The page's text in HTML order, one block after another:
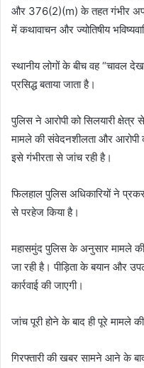
और 376(2)(m) के तहत गंभीर
में कथावाचन और ज्योतिषीय
स्थानीय लोगों के बीच वह “चावल
प्रसिद्ध बताया जाता है।
पुलिस ने आरोपी को सिलयारी क्षेत्र
मामले की संवेदनशीलता और आरोपी
इसे गंभीरता से जांच रही है।
फिलहाल पुलिस अधिकारियों ने
से परहेज किया है।
महासमुंद पुलिस के अनुसार मामले
जा रही है। पीड़िता के बयान और
कार्रवाई की जाएगी।
जांच पूरी होने के बाद ही पूरे मामले
गिरफ्तारी की खबर सामने आने के